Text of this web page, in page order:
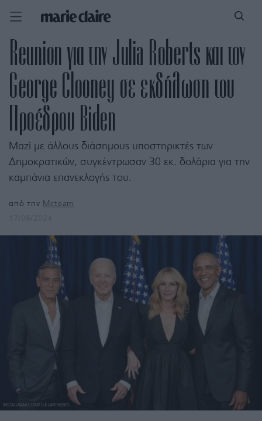
Reunion για την Julia Roberts και τον
George Clooney σε εκδήλωση του
Προέδρου Biden
Μαζί με άλλους διάσημους υποστηρικτές των
Δημοκρατικών, συγκέντρωσαν 30 εκ. δολάρια για την
καμπάνια επανεκλογής του.
από την Mcteam
INSTAGRAM.COM/ JULIAROBERTS